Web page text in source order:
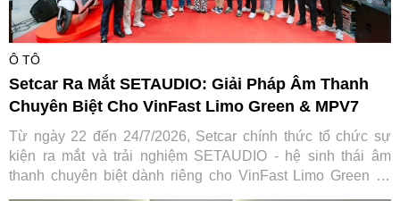
Ô TÔ
Setcar Ra Mắt SETAUDIO: Giải Pháp Âm Thanh
Chuyên Biệt Cho VinFast Limo Green & MPV7
Từ ngày 22 đến 24/7/2026, Setcar chính thức tổ chức sự
kiện ra mắt và trải nghiệm SETAUDIO - hệ sinh thái âm
thanh chuyên biệt dành riêng cho VinFast Limo Green và